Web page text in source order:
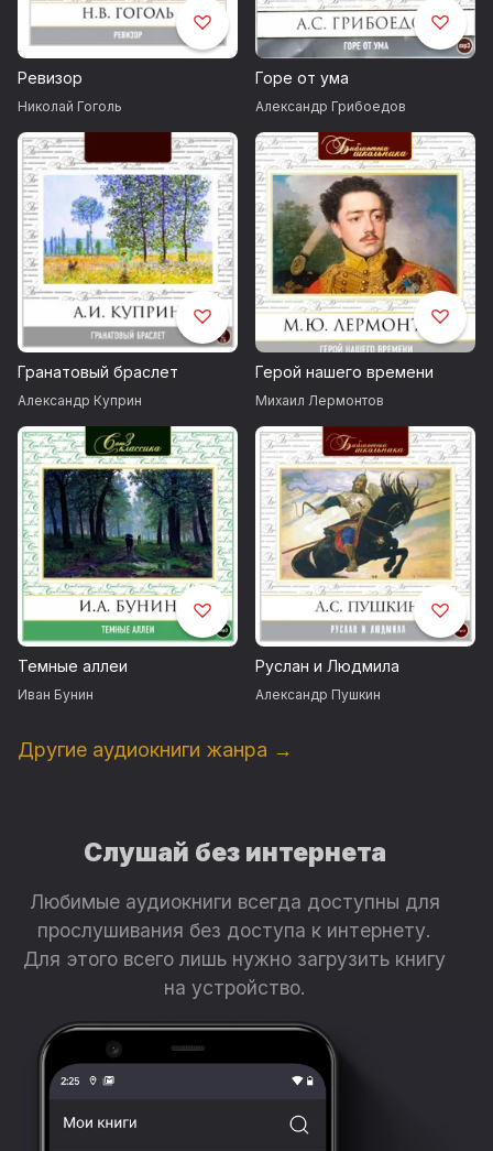
Ревизор
Николай Гоголь
Горе от ума
Александр Грибоедов
Гранатовый браслет
Александр Куприн
Герой нашего времени
Михаил Лермонтов
Темные аллеи
Иван Бунин
Руслан и Людмила
Александр Пушкин
Другие аудиокниги жанра →
Слушай без интернета
Любимые аудиокниги всегда доступны для
прослушивания без доступа к интернету.
Для этого всего лишь нужно загрузить книгу
на устройство.